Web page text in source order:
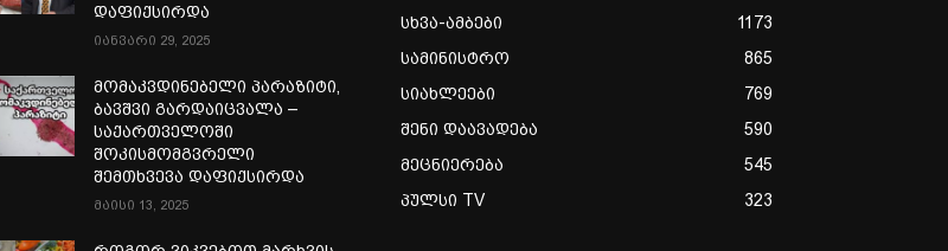
დაფიქსირდა
იანვარი 29, 2025
მომაკვდინებელი პარაზიტი,
ბავშვი გარდაიცვალა –
საქართველოში
შოკისმომგვრელი
შემთხვევა დაფიქსირდა
მაისი 13, 2025
სხვა-ამბები
1173
სამინისტრო
865
სიახლეები
769
შენი დაავადება
590
მეცნიერება
545
პულსი TV
323